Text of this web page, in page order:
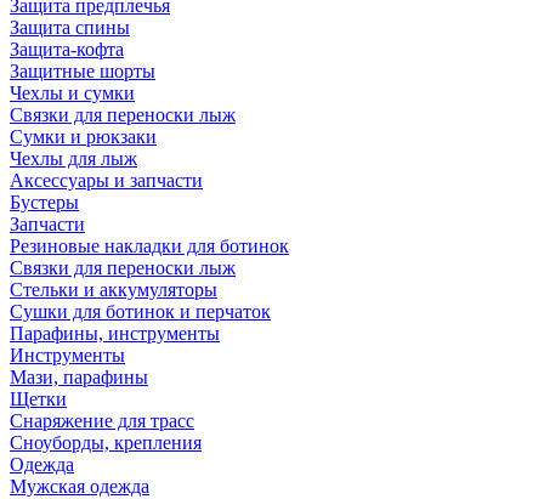
Защита предплечья
Защита спины
Защита-кофта
Защитные шорты
Чехлы и сумки
Связки для переноски лыж
Сумки и рюкзаки
Чехлы для лыж
Аксессуары и запчасти
Бустеры
Запчасти
Резиновые накладки для ботинок
Связки для переноски лыж
Стельки и аккумуляторы
Сушки для ботинок и перчаток
Парафины, инструменты
Инструменты
Мази, парафины
Щетки
Снаряжение для трасс
Сноуборды, крепления
Одежда
Мужская одежда